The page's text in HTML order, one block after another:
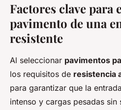
Factores clave para
pavimento de una
resistente
Al seleccionar pavimentos
los requisitos de resistencia
para garantizar que la
intenso y cargas pesadas sin